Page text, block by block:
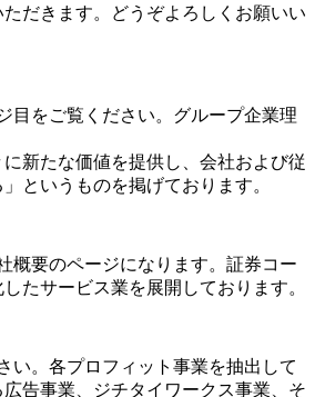
だきます。どうぞよろしくお願いい
目をご覧ください。グループ企業理
に新たな価値を提供し、会社および従
というものを掲げております。
概要のページになります。証券コー
たサービス業を展開しております。
い。各プロフィット事業を抽出して
告事業、ジチタイワークス事業、そ